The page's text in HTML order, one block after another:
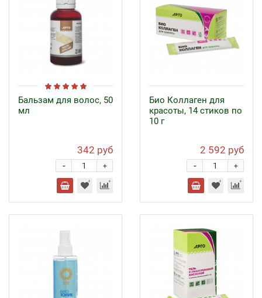
Бальзам для волос, 50
мл
342 руб
+
-
Био Коллаген для
красоты, 14 стиков по
10 г
2 592 руб
+
-